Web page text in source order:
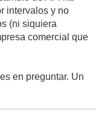
intervalos y no
(ni siquiera
comercial que
en preguntar. Un